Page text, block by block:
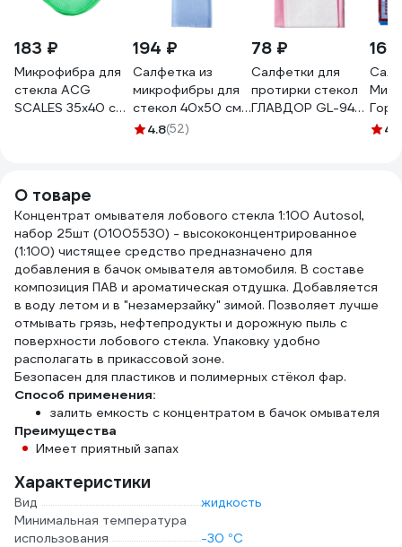
183 ₽
Микрофибра для
стекла ACG
SCALES 35x40 см
194 ₽
Салфетка из
микрофибры для
стекол 40х50 см
Grass Magic Glass
4.8(52)
78 ₽
Салфетки для
протирки стекол
ГЛАВДОР GL-94-
см,4.9
О товаре
Концентрат омывателя лобового стекла 1:100 Autosol,
набор 25шт (01005530) - высококонцентрированное
(1:100) чистящее средство предназначено для
добавления в бачок омывателя автомобиля. В составе
композиция ПАВ и ароматическая отдушка. Добавляется
в воду летом и в "незамерзайку" зимой. Позволяет лучше
отмывать грязь, нефтепродукты и дорожную пыль с
поверхности лобового стекла. Упаковку удобно
располагать в прикассовой зоне.
Безопасен для пластиков и полимерных стёкол фар.
Способ применения:
залить емкость с концентратом в бачок омывателя
Преимущества
Имеет приятный запах
Характеристики
Вид
жидкость
Минимальная температура
использования
-30 °С